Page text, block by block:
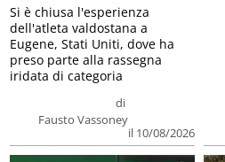
di
Fausto Vassoney
il 10/08/2026
Si è chiusa l'esperienza
dell'atleta valdostana a
Eugene, Stati Uniti, dove ha
preso parte alla rassegna
iridata di categoria